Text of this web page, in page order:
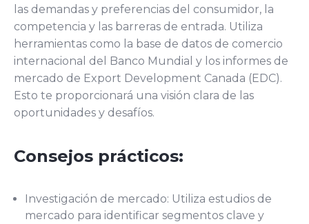
las demandas y preferencias del consumidor, la
competencia y las barreras de entrada. Utiliza
herramientas como la base de datos de comercio
internacional del Banco Mundial y los informes de
mercado de Export Development Canada (EDC).
Esto te proporcionará una visión clara de las
oportunidades y desafíos.
Consejos prácticos:
Investigación de mercado: Utiliza estudios de
mercado para identificar segmentos clave y